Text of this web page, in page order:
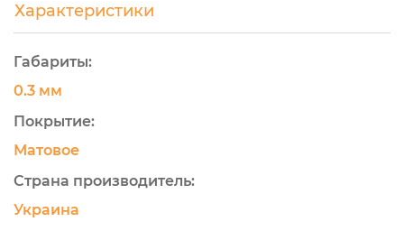
Характеристики
Габариты:
0.3 мм
Покрытие:
Матовое
Страна производитель:
Украина